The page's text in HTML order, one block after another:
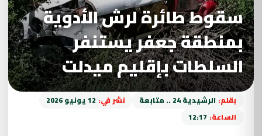
سقوط طائرة لرش الأدوية
بمنطقة جعفر يستنفر
السلطات بإقليم ميدلت
بقلم: الرشيدية 24 .. متابعة نشر في: 12 يونيو 2026
الساعة: 12:17